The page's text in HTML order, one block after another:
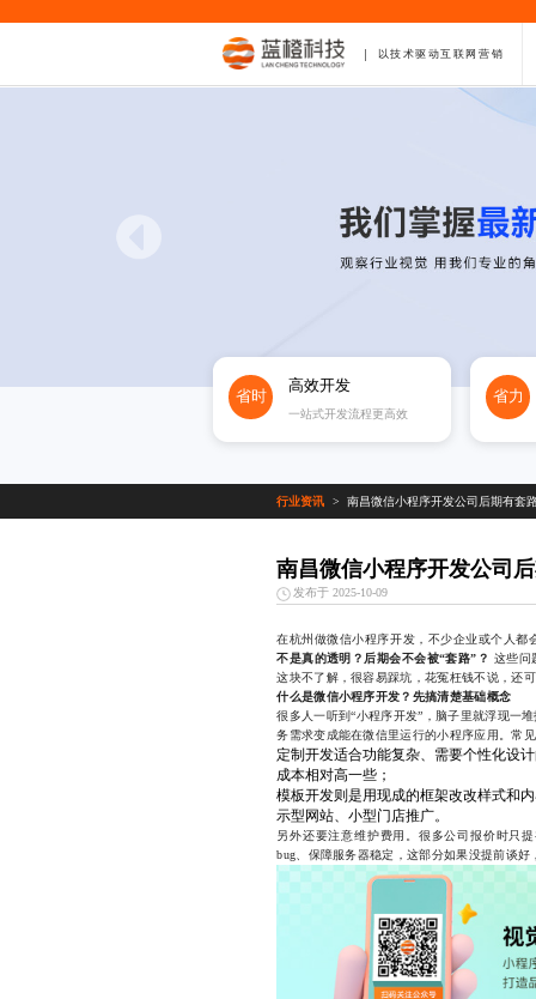
以技术驱动互联网营销
省时
高效开发
一站式开发流程更高效
省力
行业资讯 > 南昌微信小程序开发公司后期有套
南昌微信小程序开发公司
发布于 2025-10-09
在杭州做微信小程序开发，不少企业或个人都
不是真的透明？后期会不会被“套路”？ 这些问
这块不了解，很容易踩坑，花冤枉钱不说，还
什么是微信小程序开发？先搞清楚基础概念
很多人一听到“小程序开发”，脑子里就浮现一
务需求变成能在微信里运行的小程序应用。常
定制开发适合功能复杂、需要个性化设
成本相对高一些；
模板开发则是用现成的框架改改样式和
示型网站、小型门店推广。
另外还要注意维护费用。很多公司报价时只
bug、保障服务器稳定，这部分如果没提前谈好